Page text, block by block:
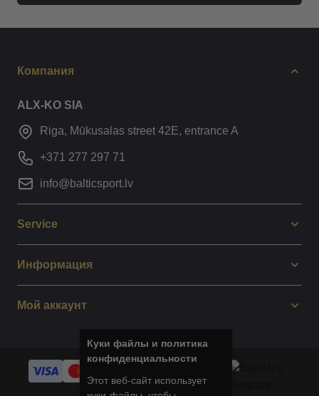
Компания
ALX-KO SIA
Riga, Mūkusalas street 42E, entrance A
+371 277 297 71
info@balticsport.lv
Service
Информация
Мой аккаунт
Куки файлы и политика
конфиденциальности
Этот веб-сайт использует